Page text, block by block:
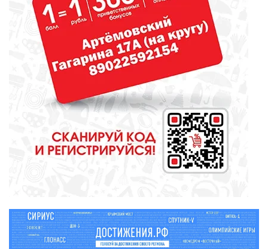
МЕДИЦИНА
От диеты до режима: все о
питании при грудном
вскармливании
СПОРТ
полицейского